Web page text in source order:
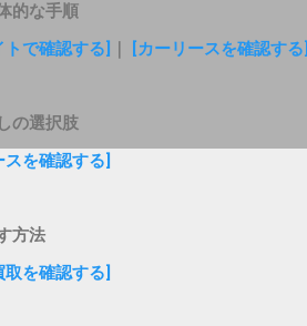
的な手順
トで確認する] [カーリースを確認する]
の選択肢
スを確認する]
方法
取を確認する]